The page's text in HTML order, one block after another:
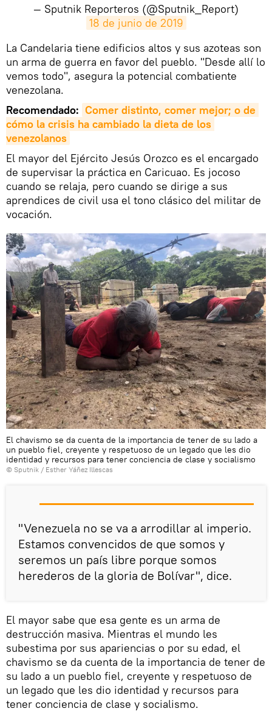
— Sputnik Reporteros (@Sputnik_Report)
18 de junio de 2019
​La Candelaria tiene edificios altos y sus azoteas son
un arma de guerra en favor del pueblo. "Desde allí lo
vemos todo", asegura la potencial combatiente
venezolana.
Recomendado: Comer distinto, comer mejor; o de
cómo la crisis ha cambiado la dieta de los
venezolanos
El mayor del Ejército Jesús Orozco es el encargado
de supervisar la práctica en Caricuao. Es jocoso
cuando se relaja, pero cuando se dirige a sus
aprendices de civil usa el tono clásico del militar de
vocación.
El chavismo se da cuenta de la importancia de tener de su lado a
un pueblo fiel, creyente y respetuoso de un legado que les dio
identidad y recursos para tener conciencia de clase y socialismo
© Sputnik / Esther Yáñez Illescas
"Venezuela no se va a arrodillar al imperio.
Estamos convencidos de que somos y
seremos un país libre porque somos
herederos de la gloria de Bolívar", dice.
El mayor sabe que esa gente es un arma de
destrucción masiva. Mientras el mundo les
subestima por sus apariencias o por su edad, el
chavismo se da cuenta de la importancia de tener de
su lado a un pueblo fiel, creyente y respetuoso de
un legado que les dio identidad y recursos para
tener conciencia de clase y socialismo.